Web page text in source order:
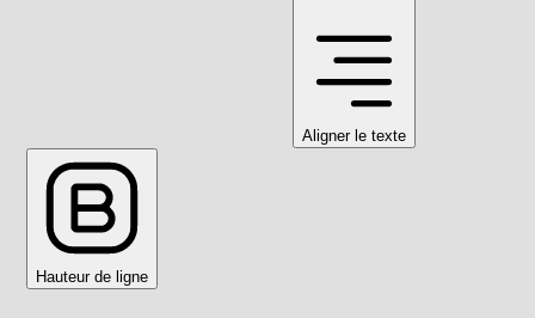
Aligner le texte
Hauteur de ligne